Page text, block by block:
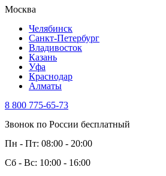
Москва
Челябинск
Санкт-Петербург
Владивосток
Казань
Уфа
Краснодар
Алматы
8 800 775-65-73
Звонок по России бесплатный
Пн - Пт: 08:00 - 20:00
Сб - Вс: 10:00 - 16:00